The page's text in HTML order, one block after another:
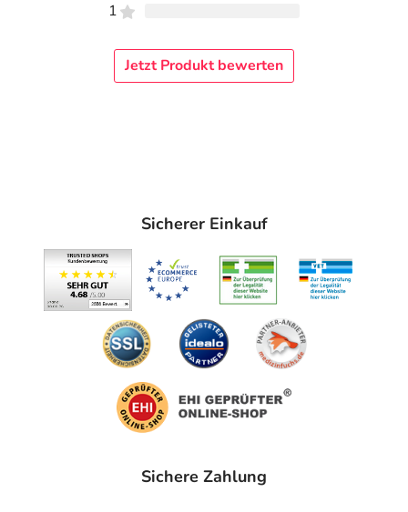
1
Jetzt Produkt bewerten
Sicherer Einkauf
Sichere Zahlung